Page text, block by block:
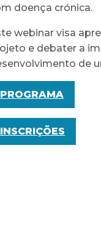
doença crónica.
webinar visa
e debater a
de
PROGRAMA
INSCRIÇÕES